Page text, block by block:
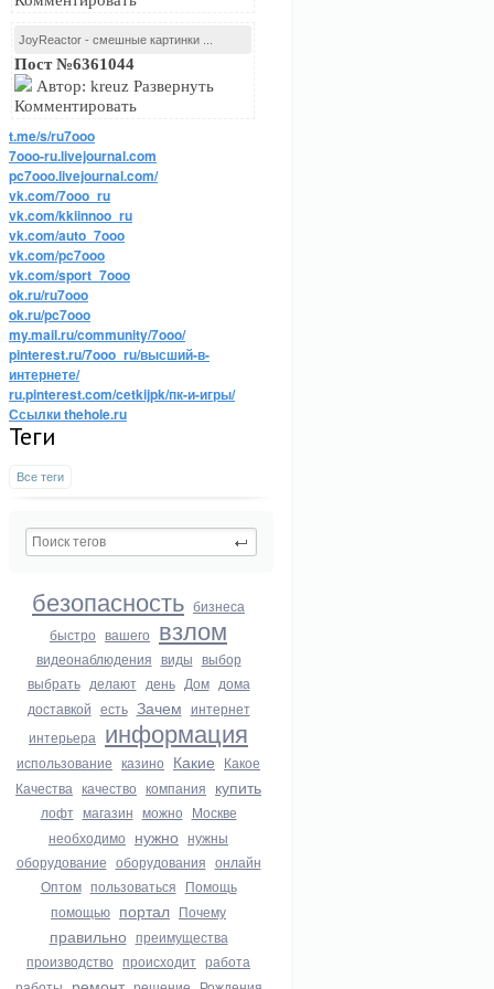
JoyReactor - смешные картинки ...
Пост №6361044
Автор: kreuz Развернуть
Комментировать
t.me/s/ru7ooo
7ooo-ru.livejournal.com
pc7ooo.livejournal.com/
vk.com/7ooo_ru
vk.com/kkiinnoo_ru
vk.com/auto_7ooo
vk.com/pc7ooo
vk.com/sport_7ooo
ok.ru/ru7ooo
ok.ru/pc7ooo
my.mail.ru/community/7ooo/
pinterest.ru/7ooo_ru/высший-в-
интернете/
ru.pinterest.com/cetkijpk/пк-и-игры/
Ссылки thehole.ru
Теги
Все теги
безопасность бизнеса
быстро вашего взлом
видеонаблюдения виды выбор
выбрать делают день Дом дома
доставкой есть Зачем интернет
интерьера информация
использование казино Какие Какое
Качества качество компания купить
лофт магазин можно Москве
необходимо нужно нужны
оборудование оборудования онлайн
Оптом пользоваться Помощь
помощью портал Почему
правильно преимущества
производство происходит работа